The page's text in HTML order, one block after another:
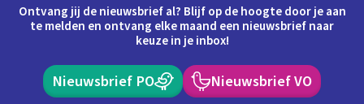
Ontvang jij de nieuwsbrief al? Blijf op de hoogte door je aan
te melden en ontvang elke maand een nieuwsbrief naar
keuze in je inbox!
Nieuwsbrief PO Nieuwsbrief VO